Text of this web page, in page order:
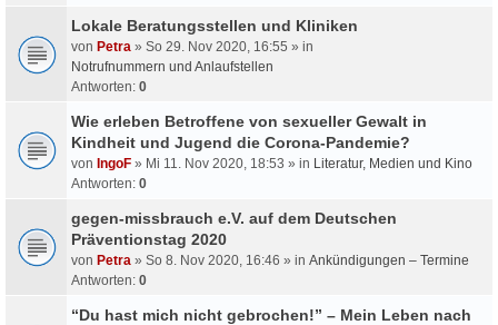
Lokale Beratungsstellen und Kliniken
von Petra » So 29. Nov 2020, 16:55 » in
Notrufnummern und Anlaufstellen
Antworten: 0
Wie erleben Betroffene von sexueller Gewalt in
Kindheit und Jugend die Corona-Pandemie?
von IngoF » Mi 11. Nov 2020, 18:53 » in Literatur, Medien und Kino
Antworten: 0
gegen-missbrauch e.V. auf dem Deutschen
Präventionstag 2020
von Petra » So 8. Nov 2020, 16:46 » in Ankündigungen – Termine
Antworten: 0
“Du hast mich nicht gebrochen!” – Mein Leben nach